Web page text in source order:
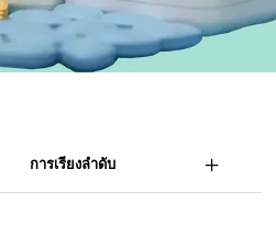
การเรียงลำดับ